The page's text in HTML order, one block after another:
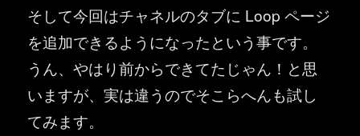
そして今回はチャネルのタブに Loop ページ
を追加できるようになったという事です。
うん、やはり前からできてたじゃん！と思
いますが、実は違うのでそこらへんも試し
てみます。